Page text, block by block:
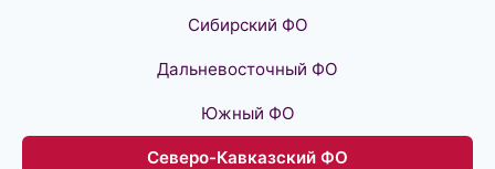
Сибирский ФО
Дальневосточный ФО
Южный ФО
Северо-Кавказский ФО